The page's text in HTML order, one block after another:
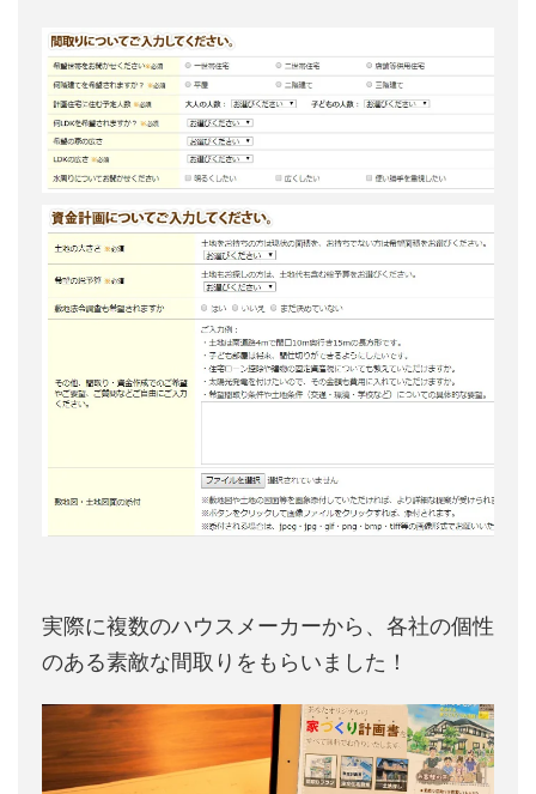
実際に複数のハウスメーカーから、各社の個性
のある素敵な間取りをもらいました！